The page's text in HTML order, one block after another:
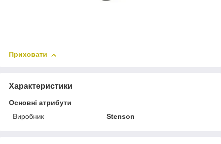
Приховати
Характеристики
Основні атрибути
Виробник
Stenson